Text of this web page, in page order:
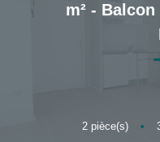
Nos
m² -
2pièce(s) •